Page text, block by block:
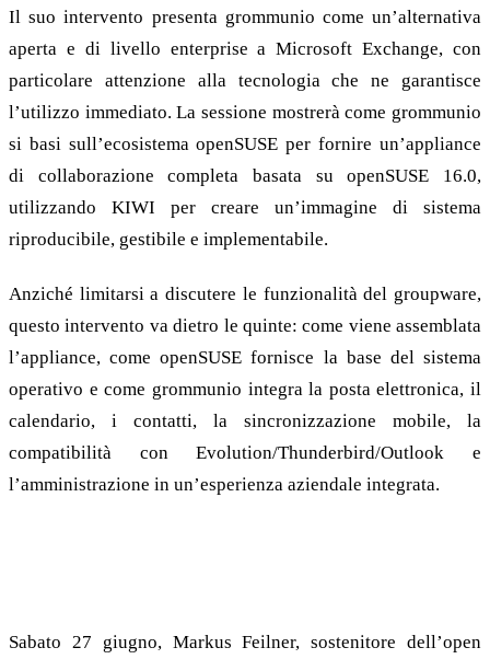
Il suo intervento presenta grommunio come un’alternativa
aperta e di livello enterprise a Microsoft Exchange, con
particolare attenzione alla tecnologia che ne garantisce
l’utilizzo immediato. La sessione mostrerà come grommunio
si basi sull’ecosistema openSUSE per fornire un’appliance
di collaborazione completa basata su openSUSE 16.0,
utilizzando KIWI per creare un’immagine di sistema
riproducibile, gestibile e implementabile.
Anziché limitarsi a discutere le funzionalità del groupware,
questo intervento va dietro le quinte: come viene assemblata
l’appliance, come openSUSE fornisce la base del sistema
operativo e come grommunio integra la posta elettronica, il
calendario, i contatti, la sincronizzazione mobile, la
compatibilità con Evolution/Thunderbird/Outlook e
l’amministrazione in un’esperienza aziendale integrata.
Sabato 27 giugno, Markus Feilner, sostenitore dell’open